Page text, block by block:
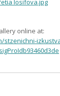
online at: